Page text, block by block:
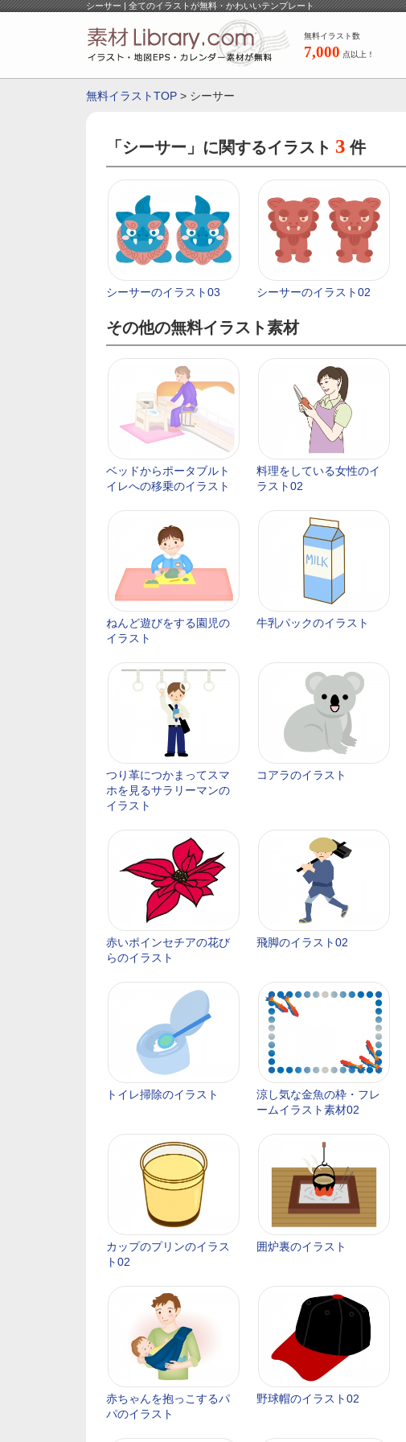
シーサー | 全てのイラストが無料・かわいいテンプレート
無料イラスト数
7,000 点以上！
無料イラストTOP > シーサー
「シーサー」に関するイラスト 3 件
シーサーのイラスト03 シーサーのイラスト02
その他の無料イラスト素材
ベッドからポータブルト
イレへの移乗のイラスト
料理をしている女性のイ
ラスト02
ねんど遊びをする園児の
イラスト
牛乳パックのイラスト
つり革につかまってスマ
ホを見るサラリーマンの
イラスト
コアラのイラスト
赤いポインセチアの花び
らのイラスト
飛脚のイラスト02
トイレ掃除のイラスト
涼し気な金魚の枠・フレ
ームイラスト素材02
カップのプリンのイラス
ト02
囲炉裏のイラスト
赤ちゃんを抱っこするパ
パのイラスト
野球帽のイラスト02